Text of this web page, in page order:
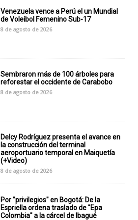
Venezuela vence a Perú el un Mundial
de Voleibol Femenino Sub-17
8 de agosto de 2026
Sembraron más de 100 árboles para
reforestar el occidente de Carabobo
8 de agosto de 2026
Delcy Rodríguez presenta el avance en
la construcción del terminal
aeroportuario temporal en Maiquetía
(+Video)
8 de agosto de 2026
Por "privilegios" en Bogotá: De la
Espriella ordena traslado de "Epa
Colombia" a la cárcel de Ibagué